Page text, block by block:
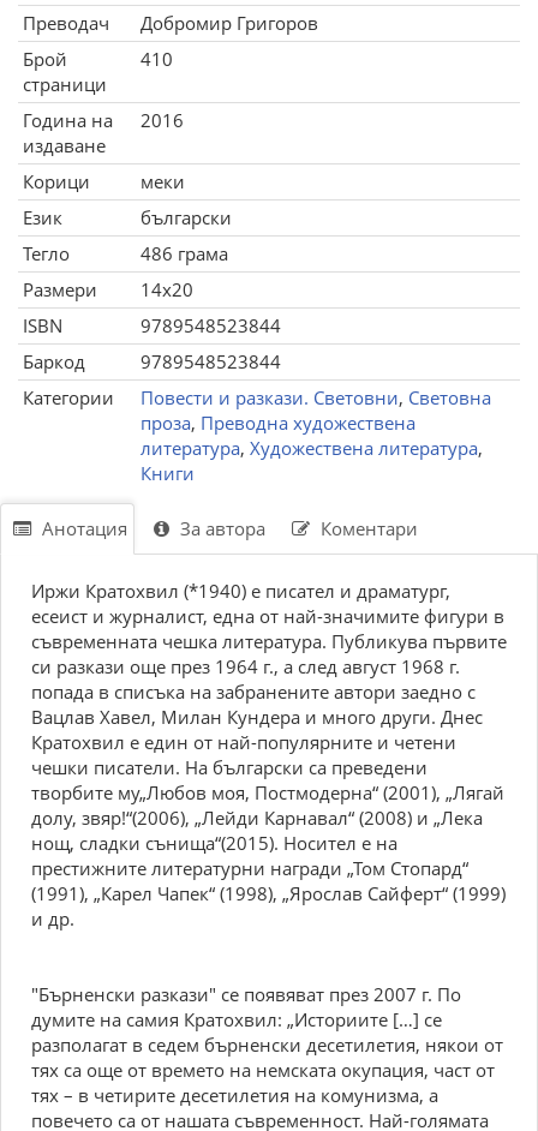
Преводач
Добромир Григоров
Брой
страници
410
Година на
издаване
2016
Корици
меки
Език
български
Тегло
486 грама
Размери
14x20
ISBN
9789548523844
Баркод
9789548523844
Категории
Повести и разкази. Световни, Световна
проза, Преводна художествена
литература, Художествена литература,
Книги
Анотация За автора Коментари
Иржи Кратохвил (*1940) е писател и драматург,
есеист и журналист, една от най-значимите фигури в
съвременната чешка литература. Публикува първите
си разкази още през 1964 г., а след август 1968 г.
попада в списъка на забранените автори заедно с
Вацлав Хавел, Милан Кундера и много други. Днес
Кратохвил е един от най-популярните и четени
чешки писатели. На български са преведени
творбите му„Любов моя, Постмодерна“ (2001), „Лягай
долу, звяр!“(2006), „Лейди Карнавал“ (2008) и „Лека
нощ, сладки сънища“(2015). Носител е на
престижните литературни награди „Том Стопард“
(1991), „Карел Чапек“ (1998), „Ярослав Сайферт“ (1999)
и др.
"Бърненски разкази" се появяват през 2007 г. По
думите на самия Кратохвил: „Историите […] се
разполагат в седем бърненски десетилетия, някои от
тях са още от времето на немската окупация, част от
тях – в четирите десетилетия на комунизма, а
повечето са от нашата съвременност. Най-голямата